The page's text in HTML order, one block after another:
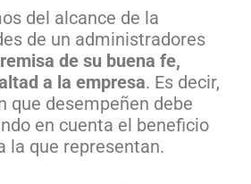
del alcance de la
de un administradores
de su buena fe,
a la empresa. Es decir,
que desempeñen debe
en cuenta el beneficio
la que representan.